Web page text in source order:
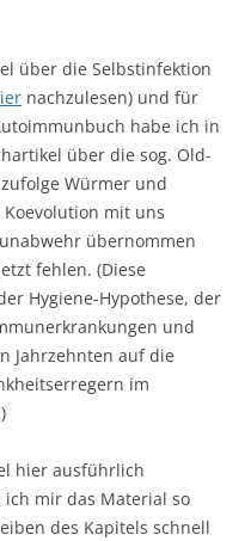
über die Selbstinfektion
nachzulesen) und für
habe ich in
über die sog. Old-
Würmer und
mit uns
übernommen
fehlen. (Diese
Hygiene-Hypothese, der
und
Jahrzehnten auf die
im
hier ausführlich
mir das Material so
des Kapitels schnell